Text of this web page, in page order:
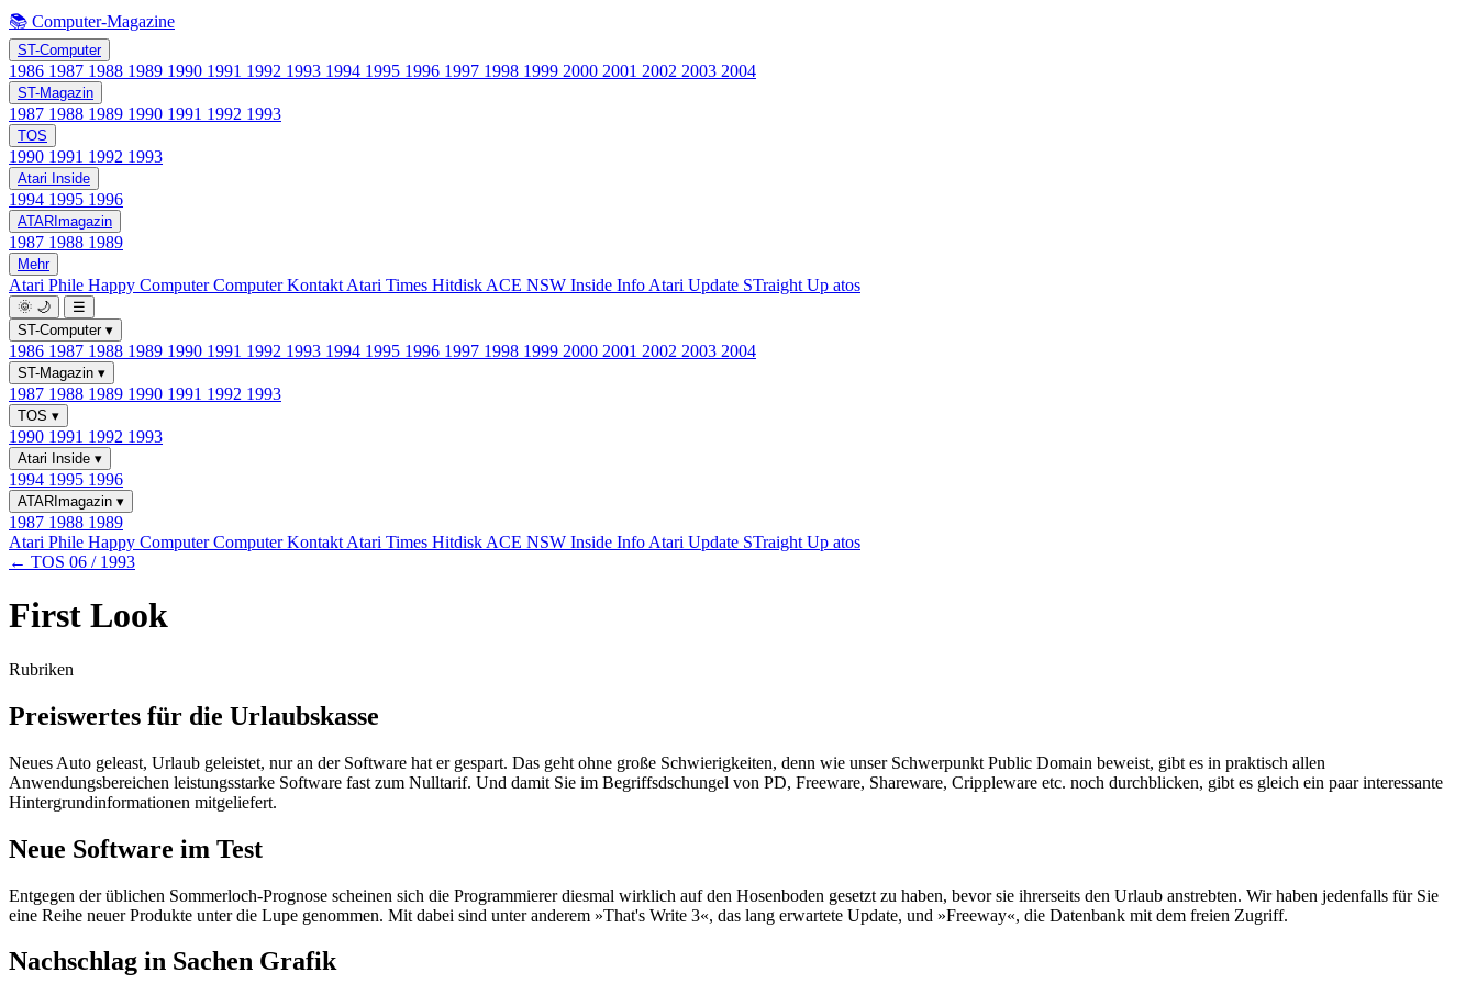
📚 Computer-Magazine
ST-Computer
1986 1987 1988 1989 1990 1991 1992 1993 1994 1995 1996 1997 1998 1999 2000 2001 2002 2003 2004
ST-Magazin
1987 1988 1989 1990 1991 1992 1993
TOS
1990 1991 1992 1993
Atari Inside
1994 1995 1996
ATARImagazin
1987 1988 1989
Mehr
Atari Phile Happy ComputerComputer Kontakt Atari Times Hitdisk ACE NSW Inside Info Atari Update STraight Up atos
🌞 🌙
☰
ST-Computer ▾
1986 1987 1988 1989 1990 1991 1992 1993 1994 1995 1996 1997 1998 1999 2000 2001 2002 2003 2004
ST-Magazin ▾
1987 1988 1989 1990 1991 1992 1993
TOS ▾
1990 1991 1992 1993
Atari Inside ▾
1994 1995 1996
ATARImagazin ▾
1987 1988 1989
Atari Phile Happy ComputerComputer Kontakt Atari Times Hitdisk ACE NSW Inside Info Atari Update STraight Up atos
← TOS 06 / 1993
First Look
Rubriken
Preiswertes für die Urlaubskasse
Neues Auto geleast, Urlaub geleistet, nur an der Software hat er gespart. Das geht ohne große Schwierigkeiten, denn wie unser Schwerpunkt Public Domain beweist, gibt es in praktisch allen
Anwendungsbereichen leistungsstarke Software fast zum Nulltarif. Und damit Sie im Begriffsdschungel von PD, Freeware, Shareware, Crippleware etc. noch durchblicken, gibt es gleich ein paar interessante
Hintergrundinformationen mitgeliefert.
Neue Software im Test
Entgegen der üblichen Sommerloch-Prognose scheinen sich die Programmierer diesmal wirklich auf den Hosenboden gesetzt zu haben, bevor sie ihrerseits den Urlaub anstrebten. Wir haben jedenfalls für Sie
eine Reihe neuer Produkte unter die Lupe genommen. Mit dabei sind unter anderem »That's Write 3«, das lang erwartete Update, und »Freeway«, die Datenbank mit dem freien Zugriff.
Nachschlag in Sachen Grafik